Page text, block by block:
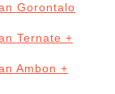
Gorontalo
Ternate +
Ambon +